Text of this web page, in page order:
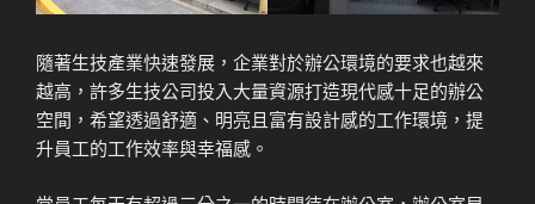
隨著生技產業快速發展，企業對於辦公環境的要求也越來
越高，許多生技公司投入大量資源打造現代感十足的辦公
空間，希望透過舒適、明亮且富有設計感的工作環境，提
升員工的工作效率與幸福感。